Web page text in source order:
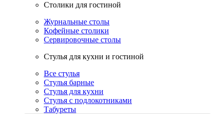
Столики для гостиной
Журнальные столы
Кофейные столики
Сервировочные столы
Стулья для кухни и гостиной
Все стулья
Стулья барные
Стулья для кухни
Стулья с подлокотниками
Табуреты